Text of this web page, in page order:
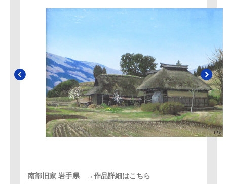
南部旧家 岩手県 →作品詳細はこちら